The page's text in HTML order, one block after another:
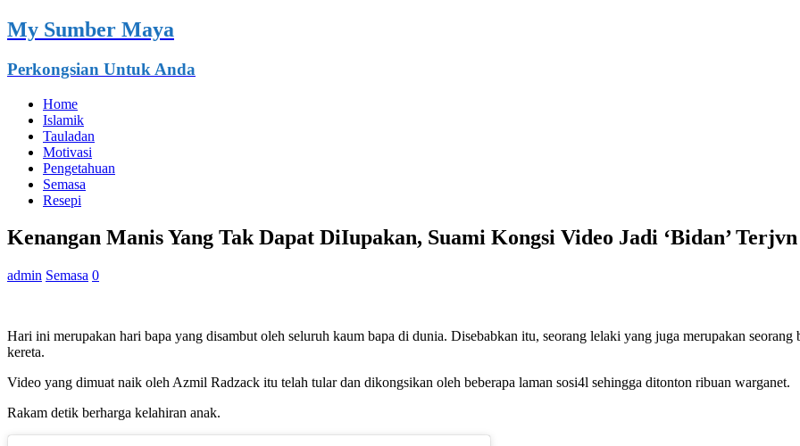
My Sumber Maya
Perkongsian Untuk Anda
Home
Islamik
Tauladan
Motivasi
Pengetahuan
Semasa
Resepi
Kenangan Manis Yang Tak Dapat DiIupakan, Suami Kongsi Video Jadi ‘Bidan’
admin Semasa 0
Hari ini merupakan hari bapa yang disambut oleh seluruh kaum bapa di dunia. Disebabkan itu, seorang lelaki yang juga merupakan
kereta.
Video yang dimuat naik oleh Azmil Radzack itu telah tular dan dikongsikan oleh beberapa laman sosi4l sehingga ditonton ribuan warganet.
Rakam detik berharga kelahiran anak.